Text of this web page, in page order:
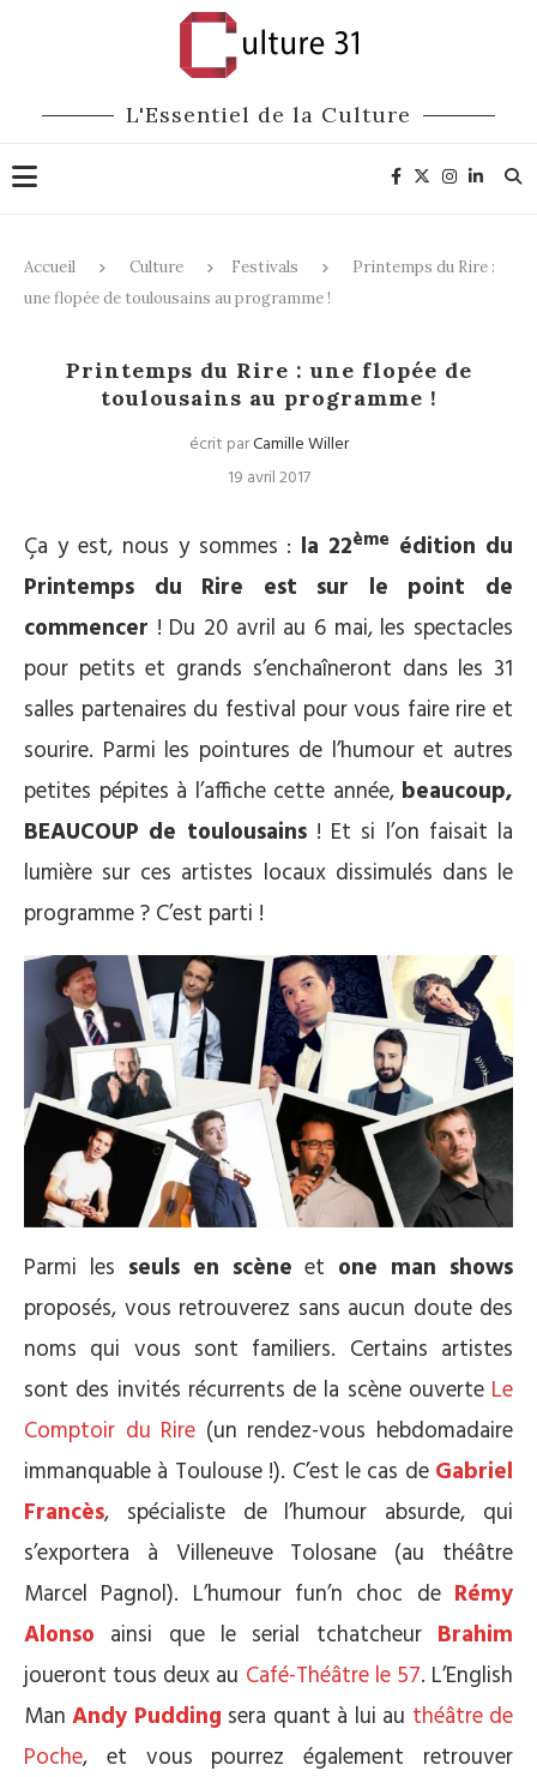
L'Essentiel de la Culture
Accueil Culture Festivals
Printemps du Rire :
une flopée de toulousains au programme !
Printemps du Rire : une flopée de
toulousains au programme !
écrit parCamille Willer
19 avril 2017
Ça y est, nous y sommes : la 22ème édition du
Printemps du Rire est sur le point de
commencer ! Du 20 avril au 6 mai, les spectacles
pour petits et grands s’enchaîneront dans les 31
salles partenaires du festival pour vous faire rire et
sourire. Parmi les pointures de l’humour et autres
petites pépites à l’affiche cette année, beaucoup,
BEAUCOUP de toulousains! Et si l’on faisait la
lumière sur ces artistes locaux dissimulés dans le
programme ? C’est parti !
Parmi les seuls en scène et one man shows
proposés, vous retrouverez sans aucun doute des
noms qui vous sont familiers. Certains artistes
sont des invités récurrents de la scène ouverte Le
Comptoir du Rire (un rendez-vous hebdomadaire
immanquable à Toulouse !). C’est le cas de Gabriel
Francès, spécialiste de l’humour absurde, qui
s’exportera à Villeneuve Tolosane (au théâtre
Marcel Pagnol). L’humour fun’n choc de Rémy
Alonso ainsi que le serial tchatcheur Brahim
joueront tous deux au Café-Théâtre le 57. L’English
ManAndy Pudding sera quant à lui au théâtre de
Poche, et vous pourrez également retrouver